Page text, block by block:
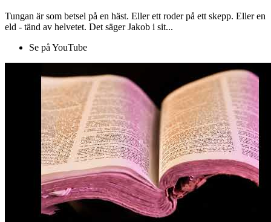
Tungan är som betsel på en häst. Eller ett roder på ett skepp. Eller en
eld - tänd av helvetet. Det säger Jakob i sit...
Se på YouTube